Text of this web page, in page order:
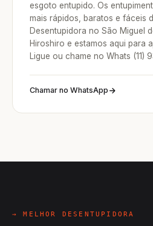
esgoto entupido. Os
mais rápidos, baratos e fáceis
Desentupidora no São Miguel
Hiroshiro e estamos aqui para
Ligue ou chame no Whats (11)
Chamar no WhatsApp
→ MELHOR DESENTUPIDORA